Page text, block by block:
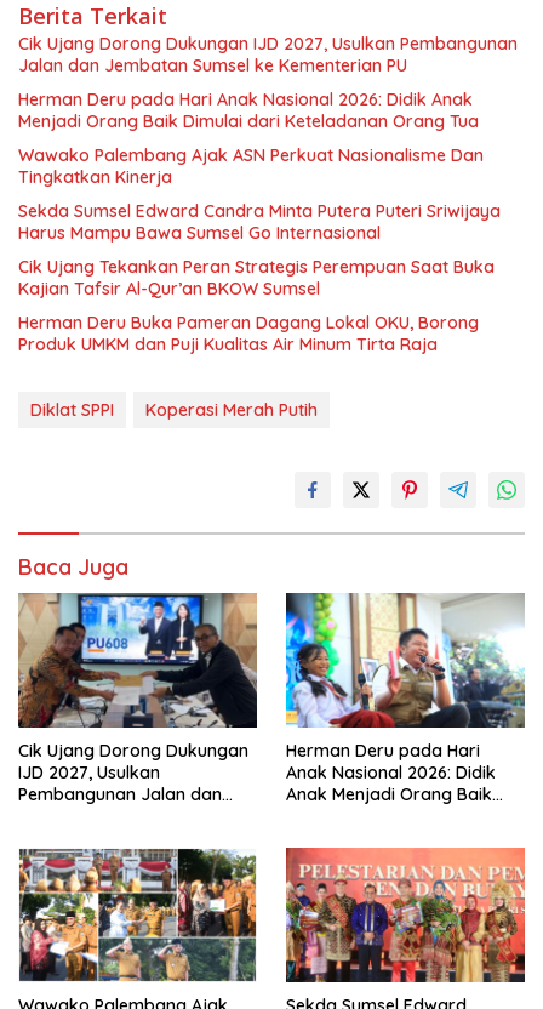
Berita Terkait
Cik Ujang Dorong Dukungan IJD 2027, Usulkan Pembangunan
Jalan dan Jembatan Sumsel ke Kementerian PU
Herman Deru pada Hari Anak Nasional 2026: Didik Anak
Menjadi Orang Baik Dimulai dari Keteladanan Orang Tua
Wawako Palembang Ajak ASN Perkuat Nasionalisme Dan
Tingkatkan Kinerja
Sekda Sumsel Edward Candra Minta Putera Puteri Sriwijaya
Harus Mampu Bawa Sumsel Go Internasional
Cik Ujang Tekankan Peran Strategis Perempuan Saat Buka
Kajian Tafsir Al-Qur’an BKOW Sumsel
Herman Deru Buka Pameran Dagang Lokal OKU, Borong
Produk UMKM dan Puji Kualitas Air Minum Tirta Raja
Diklat SPPI Koperasi Merah Putih
Baca Juga
Cik Ujang Dorong Dukungan
IJD 2027, Usulkan
Pembangunan Jalan dan
Herman Deru pada Hari
Anak Nasional 2026: Didik
Anak Menjadi Orang Baik